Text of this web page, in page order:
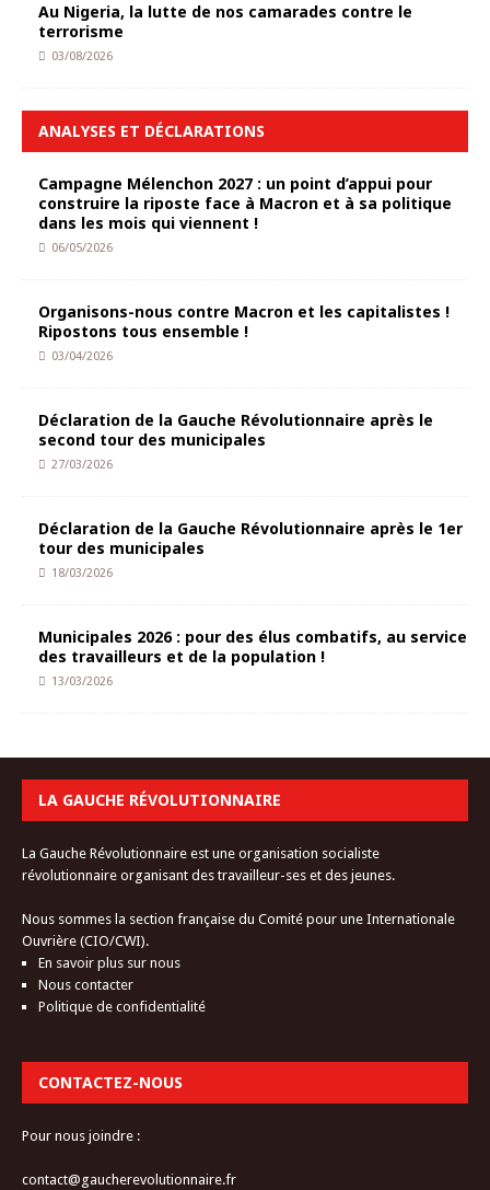
Au Nigeria, la lutte de nos camarades contre le
terrorisme
03/08/2026
ANALYSES ET DÉCLARATIONS
Campagne Mélenchon 2027 : un point d’appui pour
construire la riposte face à Macron et à sa politique
dans les mois qui viennent !
06/05/2026
Organisons-nous contre Macron et les capitalistes !
Ripostons tous ensemble !
03/04/2026
Déclaration de la Gauche Révolutionnaire après le
second tour des municipales
27/03/2026
Déclaration de la Gauche Révolutionnaire après le 1er
tour des municipales
18/03/2026
Municipales 2026 : pour des élus combatifs, au service
des travailleurs et de la population !
13/03/2026
LA GAUCHE RÉVOLUTIONNAIRE
La Gauche Révolutionnaire est une organisation socialiste
révolutionnaire organisant des travailleur-ses et des jeunes.
Nous sommes la section française du Comité pour une Internationale
Ouvrière (CIO/CWI).
En savoir plus sur nous
Nous contacter
Politique de confidentialité
CONTACTEZ-NOUS
Pour nous joindre :
contact@gaucherevolutionnaire.fr